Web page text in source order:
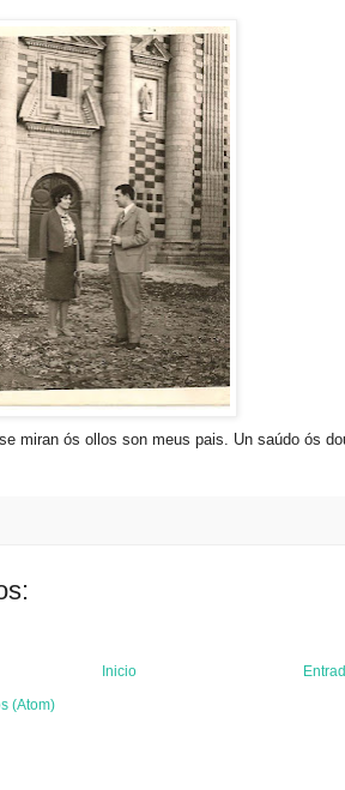
miran ós ollos son meus pais. Un saúdo ós
Inicio
(Atom)